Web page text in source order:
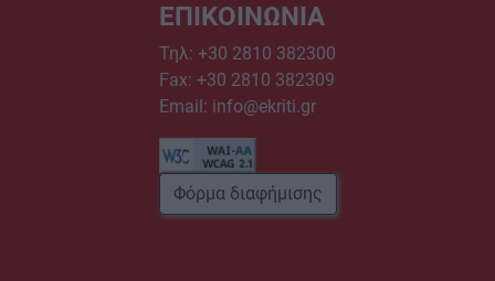
ΕΠΙΚΟΙΝΩΝΙΑ
Τηλ: +30 2810 382300
Fax: +30 2810 382309
Email: info@ekriti.gr
Φόρμα διαφήμισης